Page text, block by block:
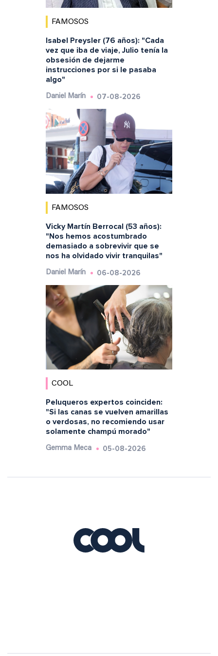
FAMOSOS
Isabel Preysler (76 años): "Cada
vez que iba de viaje, Julio tenía la
obsesión de dejarme
instrucciones por si le pasaba
algo"
Daniel Marín 07-08-2026
FAMOSOS
Vicky Martín Berrocal (53 años):
"Nos hemos acostumbrado
demasiado a sobrevivir que se
nos ha olvidado vivir tranquilas"
Daniel Marín 06-08-2026
COOL
Peluqueros expertos coinciden:
"Si las canas se vuelven amarillas
o verdosas, no recomiendo usar
solamente champú morado"
Gemma Meca 05-08-2026